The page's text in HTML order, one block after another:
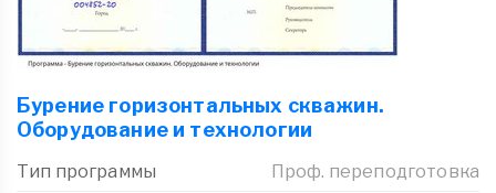
Бурение горизонтальных скважин.
Оборудование и технологии
Тип программы
Проф. переподготовка